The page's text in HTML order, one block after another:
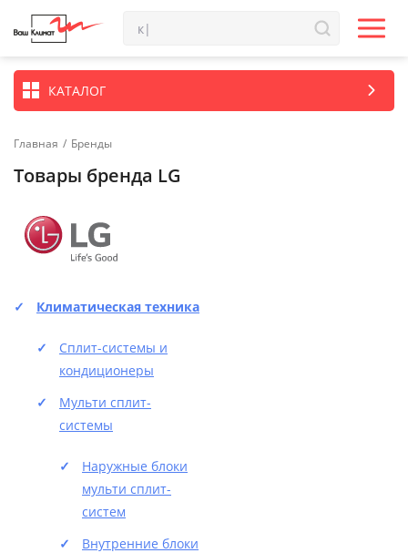
КАТАЛОГ
Главная / Бренды
Товары бренда LG
Климатическая техника
Сплит-системы и
кондиционеры
Мульти сплит-
системы
Наружные блоки
мульти сплит-
систем
Внутренние блоки